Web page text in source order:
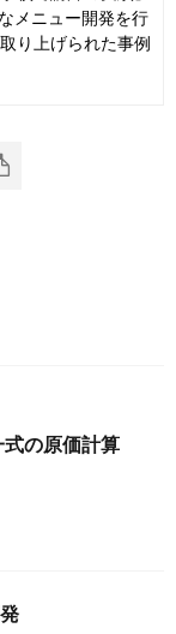
メニュー開発を行
り上げられた事例
式の原価計算